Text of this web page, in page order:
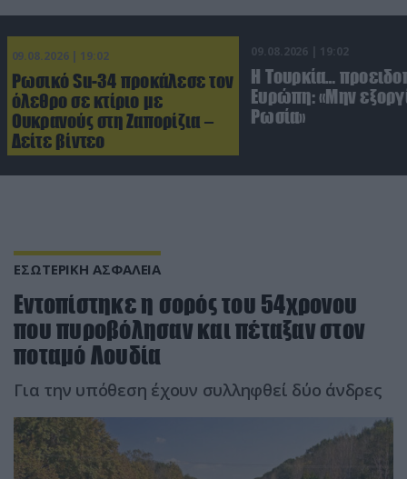
09.08.2026 | 19:02
Ρωσικό Su-34 προκάλεσε τον
όλεθρο σε κτίριο με
Ουκρανούς στη Ζαπορίζια –
Δείτε βίντεο
09.08.2026 | 19:02
Η Τουρκία…
Ευρώπη: «Μην
Ρωσία»
ΕΣΩΤΕΡΙΚΗ ΑΣΦΑΛΕΙΑ
Eντοπίστηκε η σορός του 54χρονου
που πυροβόλησαν και πέταξαν στον
ποταμό Λουδία
Για την υπόθεση έχουν συλληφθεί δύο άνδρες